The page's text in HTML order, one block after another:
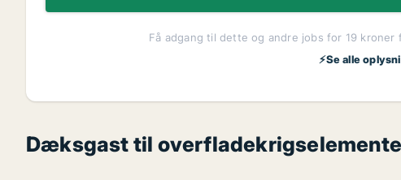
Få adgang til dette og andre jobs for 19
⚡Se alle
Dæksgast til